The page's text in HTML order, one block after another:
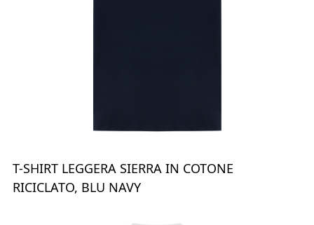
T-SHIRT LEGGERA SIERRA IN COTONE
RICICLATO, BLU NAVY